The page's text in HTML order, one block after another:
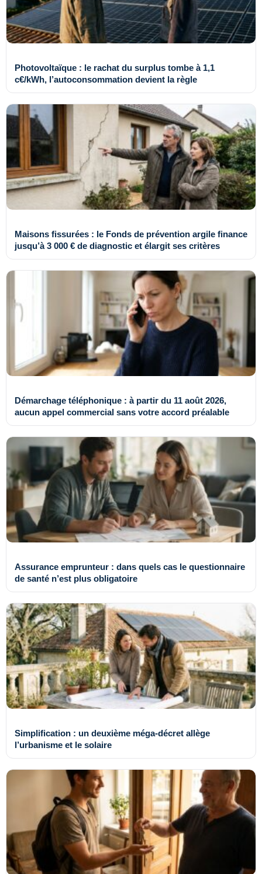
Photovoltaïque : le rachat du surplus tombe à 1,1
c€/kWh, l’autoconsommation devient la règle
Maisons fissurées : le Fonds de prévention argile finance
jusqu’à 3 000 € de diagnostic et élargit ses critères
Démarchage téléphonique : à partir du 11 août 2026,
aucun appel commercial sans votre accord préalable
Assurance emprunteur : dans quels cas le questionnaire
de santé n’est plus obligatoire
Simplification : un deuxième méga-décret allège
l’urbanisme et le solaire